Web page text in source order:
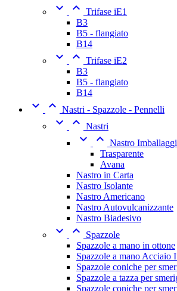
  Trifase iE1
B3
B5 - flangiato
B14
  Trifase iE2
B3
B5 - flangiato
B14
  Nastri - Spazzole - Pennelli
  Nastri
  Nastro
Trasparente
Avana
Nastro in Carta
Nastro Isolante
Nastro Americano
Nastro Autovulcanizzante
Nastro Biadesivo
 
Spazzole
Spazzole a mano in ottone
Spazzole a mano Acciaio
Spazzole coniche per
Spazzole a tazza per
Spazzole coniche per